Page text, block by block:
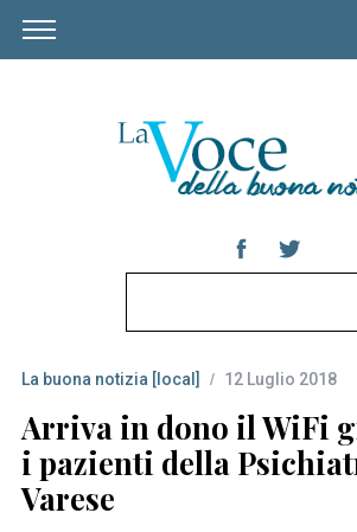
r
c
h
La buona notizia [local] 12 Luglio 2018
Arriva in dono il WiFi
i pazienti della
Varese